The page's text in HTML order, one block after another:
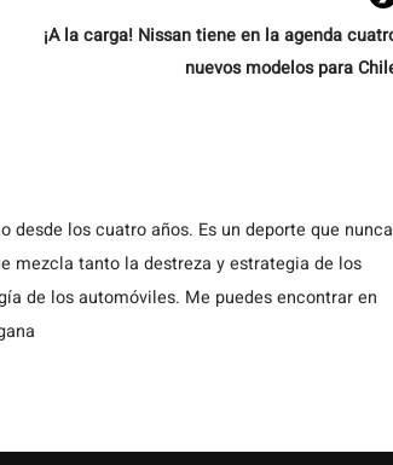
¡A la carga! Nissan tiene en la agenda
nuevos modelos para
los cuatro años. Es un deporte que nunca
mezcla tanto la destreza y estrategia de los
de los automóviles. Me puedes encontrar en